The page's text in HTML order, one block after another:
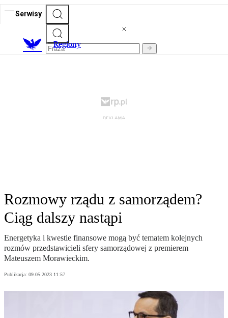
Serwisy
Regiony
Rozmowy rządu z samorządem?
Ciąg dalszy nastąpi
Energetyka i kwestie finansowe mogą być tematem kolejnych
rozmów przedstawicieli sfery samorządowej z premierem
Mateuszem Morawieckim.
Publikacja: 09.05.2023 11:57